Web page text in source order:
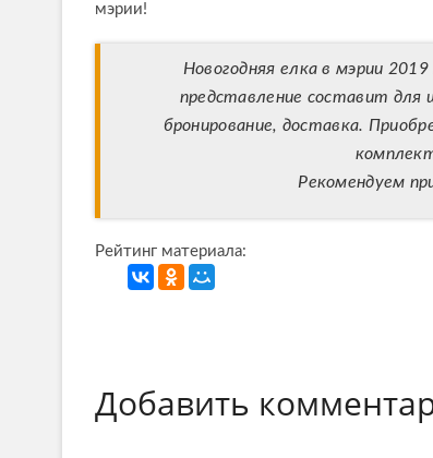
мэрии!
Новогодняя елка в мэрии
представление составит для
бронирование, доставка.
Рекомендуем
Рейтинг материала:
Добавить